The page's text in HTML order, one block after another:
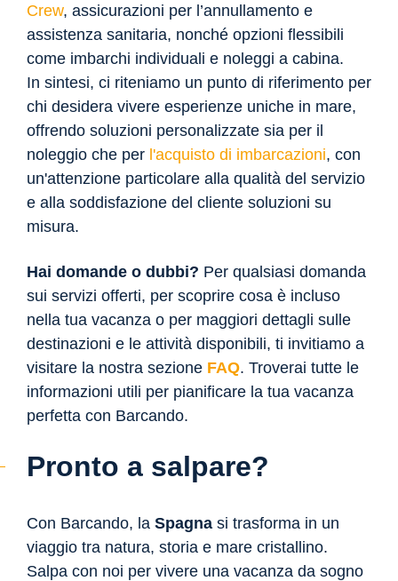
Crew, assicurazioni per l’annullamento e
assistenza sanitaria, nonché opzioni flessibili
come imbarchi individuali e noleggi a cabina.
In sintesi, ci riteniamo un punto di riferimento per
chi desidera vivere esperienze uniche in mare,
offrendo soluzioni personalizzate sia per il
noleggio che per l'acquisto di imbarcazioni, con
un'attenzione particolare alla qualità del servizio
e alla soddisfazione del cliente soluzioni su
misura.
Hai domande o dubbi? Per qualsiasi domanda
sui servizi offerti, per scoprire cosa è incluso
nella tua vacanza o per maggiori dettagli sulle
destinazioni e le attività disponibili, ti invitiamo a
visitare la nostra sezione FAQ. Troverai tutte le
informazioni utili per pianificare la tua vacanza
perfetta con Barcando.
Pronto a salpare?
Con Barcando, laSpagnasi trasforma in un
viaggio tra natura, storia e mare cristallino.
Salpa con noi per vivere una vacanza da sogno